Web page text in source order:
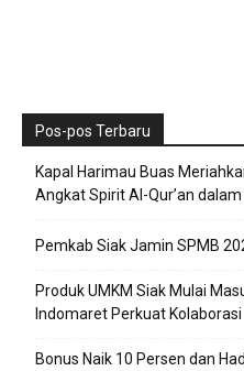
Pos-pos Terbaru
Kapal Harimau Buas
Angkat Spirit Al-Qur’an
Pemkab Siak Jamin SPMB
Produk UMKM Siak Mulai
Indomaret Perkuat Kolaborasi
Bonus Naik 10 Persen dan